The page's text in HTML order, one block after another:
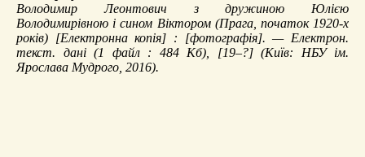
Володимир Леонтович з дружиною Юлією
Володимирівною і сином Віктором (Прага, початок 1920-х
років) [Електронна копія] : [фотографія]. — Електрон.
текст. дані (1 файл : 484 Кб), [19–?] (Київ: НБУ ім.
Ярослава Мудрого, 2016).